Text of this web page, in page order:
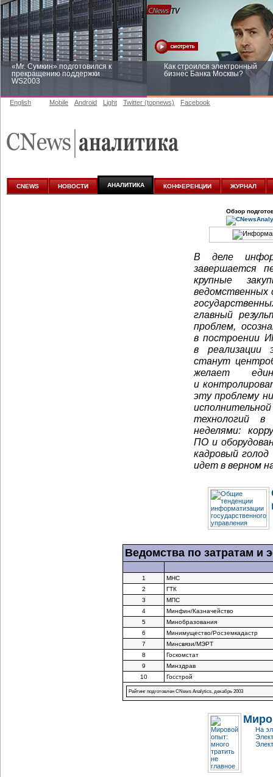
«Mr. Сумкин» подготовился к
прекращению поддержки
WS2003
Как строился электронный
бизнес Банка Москвы?
аналитике
English Mobile Android Light Twitter (topnews) Facebook
CNEWS НОВОСТИ АНАЛИТИКА КОНФЕРЕНЦИИ ЖУРНАЛ
Обзор
В деле
завершается
крупные
ведомственных
главный
проблем,
в построении
в реализации
станут
желает
и
эту проблему
технологий в
неделями:
ПО и
кадровый
идет в верном
Ведомства по затратам
1
МНС
2
ГТК
3
МПС
4
Минфин/Казначейство
5
Минобразования
6
Минимущество/Росземкадастр
7
Минсвязи/МЭРТ
8
Госкомстат
9
Минздрав
10
Госстрой
Рейтинг подготовлен CNews Analytics, декабрь 2003
На